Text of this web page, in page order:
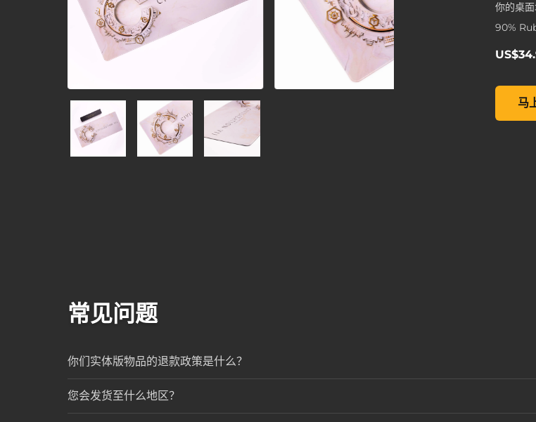
你的桌面
90%
马
《文明
常见问题
你们实体版物品的退款政策是什么？
您会发货至什么地区？